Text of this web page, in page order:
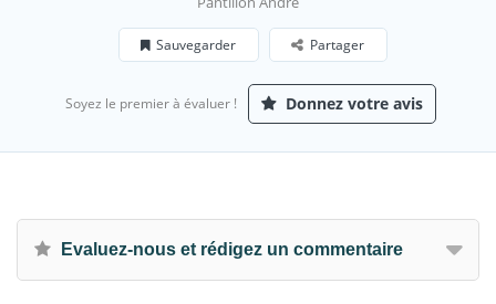
Sauvegarder Partager
Soyez le premier à évaluer ! Donnez votre avis
Evaluez-nous et rédigez un commentaire